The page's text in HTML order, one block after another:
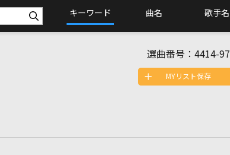
キーワード 曲名 歌手名
選曲番号： 4414-97
MYリスト保存